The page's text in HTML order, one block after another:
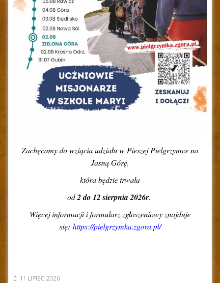
Zachęcamy do wziącia udziału w Pieszej Pielgrzymce na
Jasną Górę,
która będzie trwała
od2 do 12 sierpnia 2026r.
Więcej informacji i formularz zgłoszeniowy znajduje
się: https://pielgrzymka.zgora.pl/
11 LIPIEC 2026